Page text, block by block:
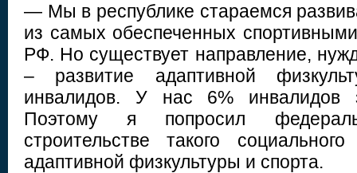
— Мы в республике стараемся
из самых обеспеченных
РФ. Но существует направление,
– развитие адаптивной
инвалидов. У нас 6% инвалидов
Поэтому я попросил
строительстве такого
адаптивной физкультуры и спорта.